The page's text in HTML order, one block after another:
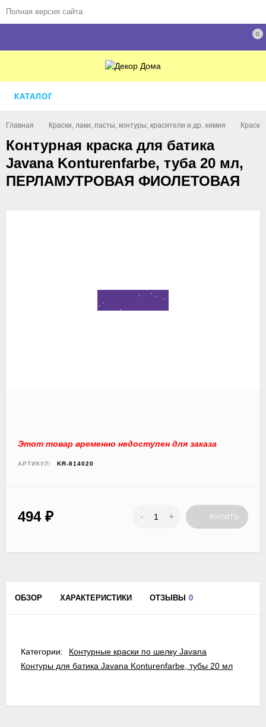
Полная версия сайта
0
КАТАЛОГ
Главная Краски, лаки, пасты, контуры, красители и др. химия
Контурная краска для батика
Javana Konturenfarbe, туба 20 мл,
ПЕРЛАМУТРОВАЯ ФИОЛЕТОВАЯ
Этот товар временно недоступен для заказа
АРТИКУЛ: KR-814020
494 ₽ - + КУПИТЬ
ОБЗОР ХАРАКТЕРИСТИКИ ОТЗЫВЫ 0
Категории:
Контурные краски по шелку Javana
Контуры для батика Javana Konturenfarbe, тубы 20 мл